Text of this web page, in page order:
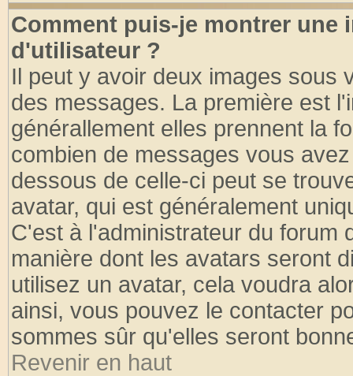
Comment puis-je montrer une
d'utilisateur ?
Il peut y avoir deux images sous
des messages. La première est
générallement elles prennent la
combien de messages vous
dessous de celle-ci peut se
avatar, qui est généralement
C'est à l'administrateur du forum
manière dont les avatars seront
utilisez un avatar, cela voudra
ainsi, vous pouvez le contacter
sommes sûr qu'elles seront
Revenir en haut